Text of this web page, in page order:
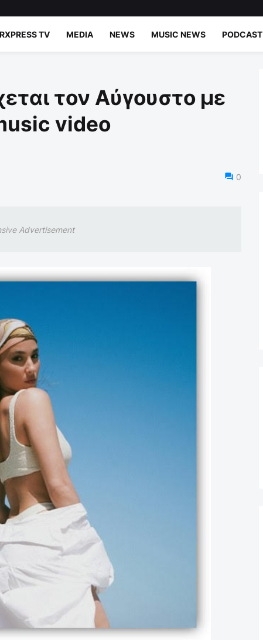
TV MEDIA NEWS MUSIC NEWS PODCAST
τον Αύγουστο με
video
0
Advertisement